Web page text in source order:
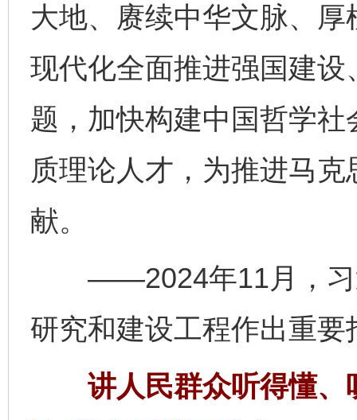
大地、赓续中华文脉、
现代化全面推进强国建
题，加快构建中国哲学
质理论人才，为推进马
献。
——2024年11月，习
研究和建设工程作出重要
讲人民群众听得懂、